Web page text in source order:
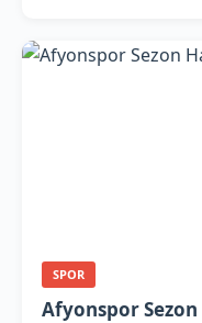
SPOR
Afyonspor Sezon